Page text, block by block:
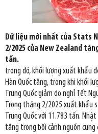
Dữ liệu mới nhất của Stats
2/2025 của New Zealand
tấn.
trong đó, khối lượng xuất khẩu
Hàn Quốc tăng, trong khi khối
Trung Quốc giảm do nghỉ Tết
Trong tháng 2/2025 xuất khẩu
Trung Quốc với 11.783 tấn.
tăng trong bối cảnh nguồn cung